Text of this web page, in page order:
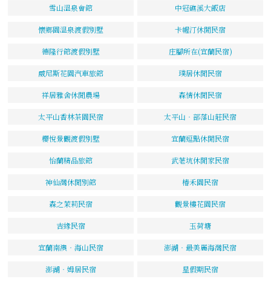
雪山溫泉會館 中冠礁溪大飯店
懷鄉園溫泉渡假別墅 卡幄汀休閒民宿
德隆行館渡假別墅 庄腳所在(宜蘭民宿)
威尼斯花園汽車旅館 璞居休閒民宿
祥居雅舍休閒農場 森情休閒民宿
太平山香林茶園民宿 太平山‧部落山莊民宿
櫻悅景觀渡假別墅 宜蘭逗點休閒民宿
怡蘭精品旅館 武荖坑休閒家民宿
神仙灣休閒別館 椿禾園民宿
森之茉莉民宿 觀景樓花園民宿
吉緣民宿 玉荷塘
宜蘭南澳‧海山民宿 澎湖‧最美麗海灣民宿
澎湖‧姆居民宿 星假期民宿